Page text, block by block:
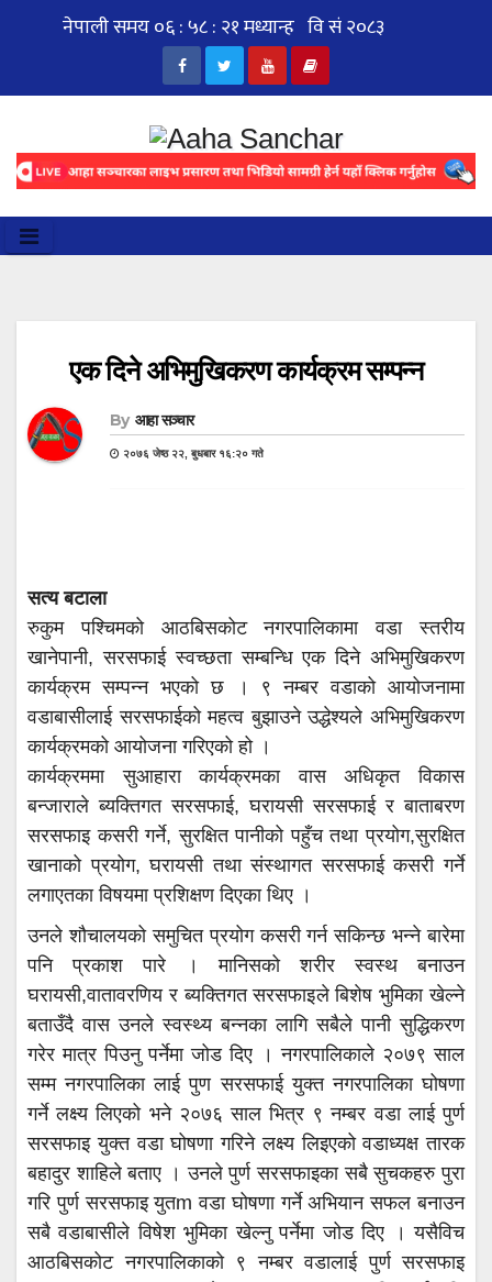
एक दिने अभिमुखिकरण कार्यक्रम सम्पन्न
By आहा सञ्चार
२०७६ जेष्ठ २२, बुधबार १६:२० गते
सत्य बटाला
रुकुम पश्चिमको आठबिसकोट नगरपालिकामा वडा स्तरीय
खानेपानी, सरसफाई स्वच्छता सम्बन्धि एक दिने अभिमुखिकरण
कार्यक्रम सम्पन्न भएको छ । ९ नम्बर वडाको आयोजनामा
वडाबासीलाई सरसफाईको महत्व बुझाउने उद्धेश्यले अभिमुखिकरण
कार्यक्रमको आयोजना गरिएको हो ।
कार्यक्रममा सुआहारा कार्यक्रमका वास अधिकृत विकास
बन्जाराले ब्यक्तिगत सरसफाई, घरायसी सरसफाई र बाताबरण
सरसफाइ कसरी गर्ने, सुरक्षित पानीको पहुँच तथा प्रयोग,सुरक्षित
खानाको प्रयोग, घरायसी तथा संस्थागत सरसफाई कसरी गर्ने
लगाएतका विषयमा प्रशिक्षण दिएका थिए ।
उनले शौचालयको समुचित प्रयोग कसरी गर्न सकिन्छ भन्ने बारेमा
पनि प्रकाश पारे । मानिसको शरीर स्वस्थ बनाउन
घरायसी,वातावरणिय र ब्यक्तिगत सरसफाइले बिशेष भुमिका खेल्ने
बताउँदै वास उनले स्वस्थ्य बन्नका लागि सबैले पानी सुद्धिकरण
गरेर मात्र पिउनु पर्नेमा जोड दिए । नगरपालिकाले २०७९ साल
सम्म नगरपालिका लाई पुण सरसफाई युक्त नगरपालिका घोषणा
गर्ने लक्ष्य लिएको भने २०७६ साल भित्र ९ नम्बर वडा लाई पुर्ण
सरसफाइ युक्त वडा घोषणा गरिने लक्ष्य लिइएको वडाध्यक्ष तारक
बहादुर शाहिले बताए । उनले पुर्ण सरसफाइका सबै सुचकहरु पुरा
गरि पुर्ण सरसफाइ युतm वडा घोषणा गर्ने अभियान सफल बनाउन
सबै वडाबासीले विषेश भुमिका खेल्नु पर्नेमा जोड दिए । यसैविच
आठबिसकोट नगरपालिकाको ९ नम्बर वडालाई पुर्ण सरसफाइ